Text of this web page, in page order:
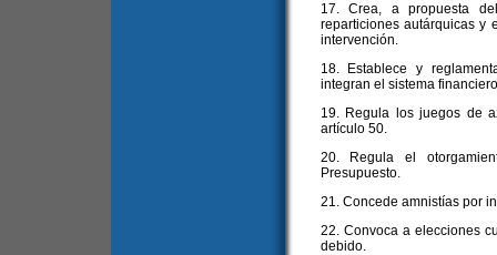
17. Crea, a propuesta
reparticiones autárquicas y
intervención.
18. Establece y
integran el sistema
19. Regula los juegos de
artículo 50.
20. Regula el
Presupuesto.
21. Concede amnistías por
22. Convoca a elecciones
debido.